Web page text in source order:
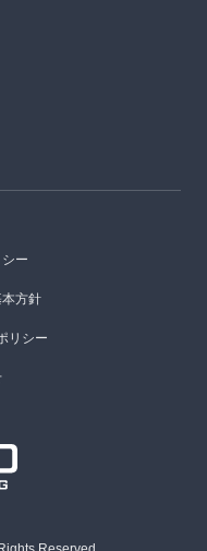
ー
方針
リシー